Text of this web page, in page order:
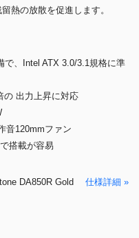
熱の放散を促進します。
で、Intel ATX 3.0/3.1規格に準
の 出力上昇に対応
音120mmファン
搭載が容易
DA850R Gold 仕様詳細 »